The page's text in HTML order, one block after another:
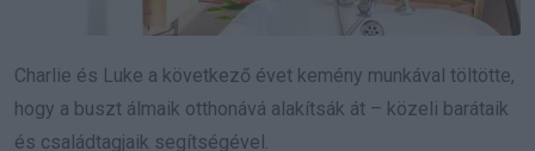
Charlie és Luke a következő évet kemény munkával töltötte,
hogy a buszt álmaik otthonává alakítsák át – közeli barátaik
és családtagjaik segítségével.